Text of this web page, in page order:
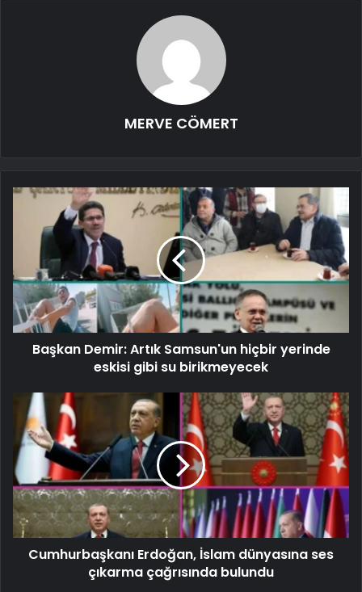
MERVE CÖMERT
Başkan Demir: Artık Samsun'un hiçbir yerinde
eskisi gibi su birikmeyecek
Cumhurbaşkanı Erdoğan, İslam dünyasına ses
çıkarma çağrısında bulundu